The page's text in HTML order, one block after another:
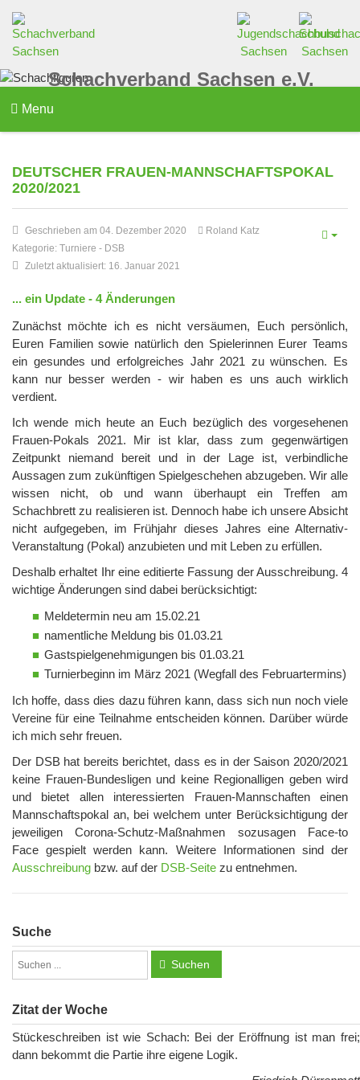
Schachverband Sachsen e.V.
Menu
DEUTSCHER FRAUEN-MANNSCHAFTSPOKAL
2020/2021
Geschrieben am 04. Dezember 2020
Roland Katz
Kategorie: Turniere - DSB
Zuletzt aktualisiert: 16. Januar 2021
... ein Update - 4 Änderungen
Zunächst möchte ich es nicht versäumen, Euch persönlich,
Euren Familien sowie natürlich den Spielerinnen Eurer Teams
ein gesundes und erfolgreiches Jahr 2021 zu wünschen. Es
kann nur besser werden - wir haben es uns auch wirklich
verdient.
Ich wende mich heute an Euch bezüglich des vorgesehenen
Frauen-Pokals 2021. Mir ist klar, dass zum gegenwärtigen
Zeitpunkt niemand bereit und in der Lage ist, verbindliche
Aussagen zum zukünftigen Spielgeschehen abzugeben. Wir alle
wissen nicht, ob und wann überhaupt ein Treffen am
Schachbrett zu realisieren ist. Dennoch habe ich unsere Absicht
nicht aufgegeben, im Frühjahr dieses Jahres eine Alternativ-
Veranstaltung (Pokal) anzubieten und mit Leben zu erfüllen.
Deshalb erhaltet Ihr eine editierte Fassung der Ausschreibung. 4
wichtige Änderungen sind dabei berücksichtigt:
Meldetermin neu am 15.02.21
namentliche Meldung bis 01.03.21
Gastspielgenehmigungen bis 01.03.21
Turnierbeginn im März 2021 (Wegfall des Februartermins)
Ich hoffe, dass dies dazu führen kann, dass sich nun noch viele
Vereine für eine Teilnahme entscheiden können. Darüber würde
ich mich sehr freuen.
Der DSB hat bereits berichtet, dass es in der Saison 2020/2021
keine Frauen-Bundesligen und keine Regionalligen geben wird
und bietet allen interessierten Frauen-Mannschaften einen
Mannschaftspokal an, bei welchem unter Berücksichtigung der
jeweiligen Corona-Schutz-Maßnahmen sozusagen Face-to
Face gespielt werden kann. Weitere Informationen sind der
Ausschreibung bzw. auf der DSB-Seite zu entnehmen.
Suche
Suchen
Zitat der Woche
Stückeschreiben ist wie Schach: Bei der Eröffnung ist man frei;
dann bekommt die Partie ihre eigene Logik.